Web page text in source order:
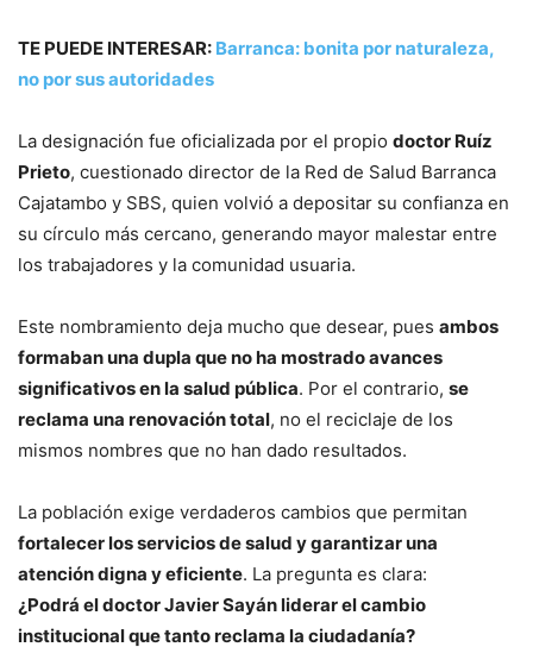
TE PUEDE INTERESAR: Barranca: bonita por naturaleza,
no por sus autoridades
La designación fue oficializada por el propio doctor Ruíz
Prieto, cuestionado director de la Red de Salud Barranca
Cajatambo y SBS, quien volvió a depositar su confianza en
su círculo más cercano, generando mayor malestar entre
los trabajadores y la comunidad usuaria.
Este nombramiento deja mucho que desear, pues ambos
formaban una dupla que no ha mostrado avances
significativos en la salud pública. Por el contrario, se
reclama una renovación total, no el reciclaje de los
mismos nombres que no han dado resultados.
La población exige verdaderos cambios que permitan
fortalecer los servicios de salud y garantizar una
atención digna y eficiente. La pregunta es clara:
¿Podrá el doctor Javier Sayán liderar el cambio
institucional que tanto reclama la ciudadanía?